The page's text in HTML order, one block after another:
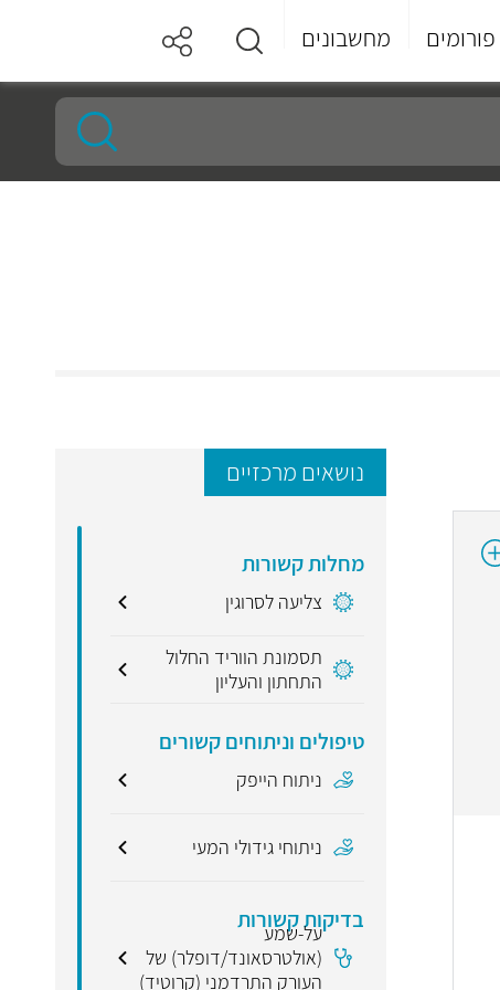
פורומים מחשבונים
נושאים מרכזיים
מחלות קשורות
צליעה לסרוגין
תסמונת הווריד החלול
התחתון והעליון
טיפולים וניתוחים קשורים
ניתוח הייפק
ניתוחי גידולי המעי
בדיקות קשורות
על-שמע
(אולטרסאונד/דופלר) של
העורק התרדמני (קרוטיד)